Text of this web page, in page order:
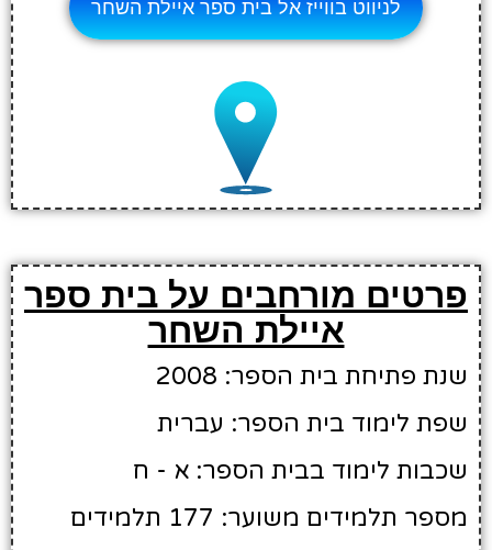
לניווט בווייז אל בית ספר איילת השחר
פרטים מורחבים על בית ספר
איילת השחר
שנת פתיחת בית הספר: 2008
שפת לימוד בית הספר: עברית
שכבות לימוד בבית הספר: א - ח
מספר תלמידים משוער: 177 תלמידים